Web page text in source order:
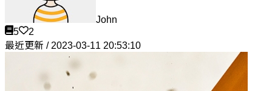
John
5
2
最近更新 / 2023-03-11 20:53:10